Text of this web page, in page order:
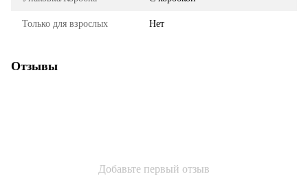
Только для взрослых Нет
Отзывы
Добавьте первый отзыв